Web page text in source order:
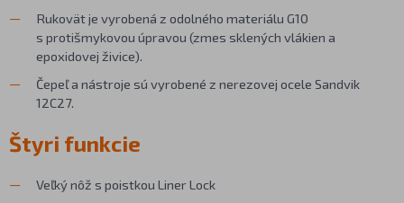
Rukovät je vyrobená z odolného materiálu G10
s protišmykovou úpravou (zmes sklených vlákien a
epoxidovej živice).
Čepeľ a nástroje sú vyrobené z nerezovej ocele Sandvik
12C27.
Štyri funkcie
Veľký nôž s poistkou Liner Lock